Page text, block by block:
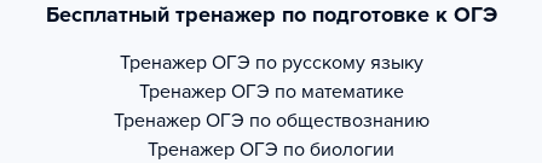
Бесплатный тренажер по подготовке к ОГЭ
Тренажер ОГЭ по русскому языку
Тренажер ОГЭ по математике
Тренажер ОГЭ по обществознанию
Тренажер ОГЭ по биологии